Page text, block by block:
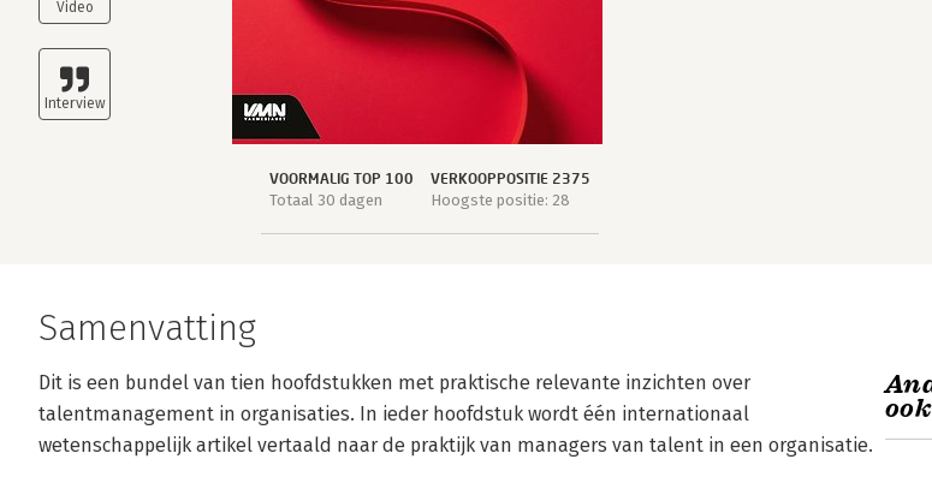
VOORMALIG TOP 100
Totaal 30 dagen
VERKOOPPOSITIE 2375
Hoogste positie: 28
Samenvatting
Dit is een bundel van tien hoofdstukken met praktische relevante inzichten over
talentmanagement in organisaties. In ieder hoofdstuk wordt één internationaal
wetenschappelijk artikel vertaald naar de praktijk van managers van talent in een organisatie.
ook